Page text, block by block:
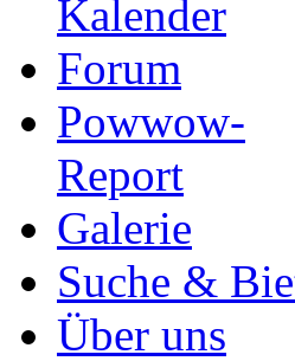
Kalender
Forum
Powwow-
Report
Galerie
Suche &
Über uns